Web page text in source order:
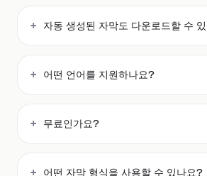
자동 생성된 자막도 다운로드할 수
어떤 언어를 지원하나요?
무료인가요?
어떤 자막 형식을 사용할 수 있나요?